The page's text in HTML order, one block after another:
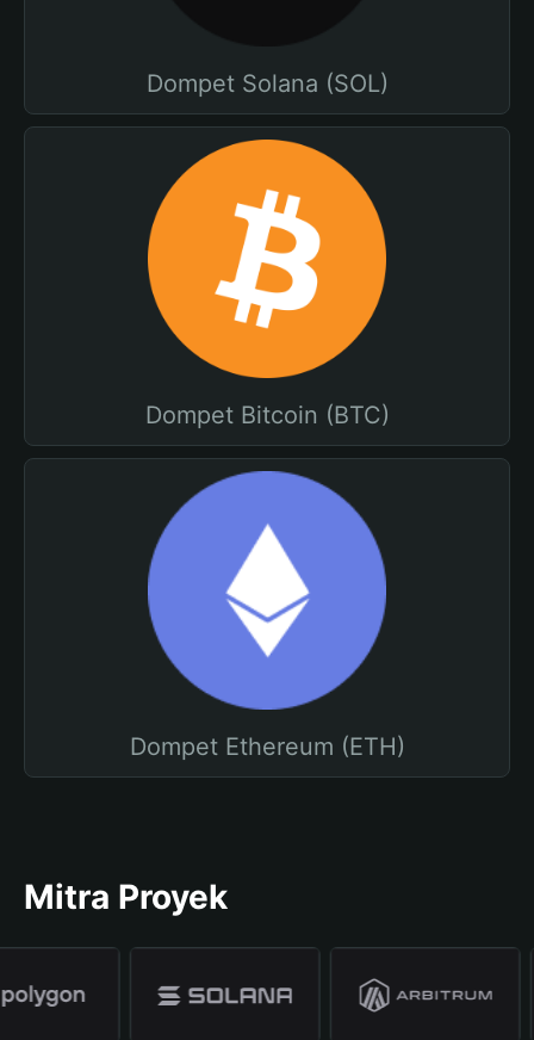
Dompet Solana (SOL)
Dompet Bitcoin (BTC)
Dompet Ethereum (ETH)
Mitra Proyek